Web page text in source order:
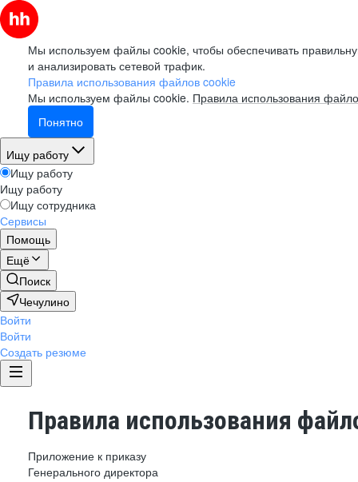
Мы используем файлы cookie, чтобы обеспечивать
и анализировать сетевой трафик.
Правила использования файлов cookie
Мы используем файлы cookie. Правила использования
Понятно
Ищу работу
Ищу работу
Ищу работу
Ищу сотрудника
Сервисы
Помощь
Ещё
Поиск
Чечулино
Войти
Войти
Создать резюме
Правила использования
Приложение к приказу
Генерального директора